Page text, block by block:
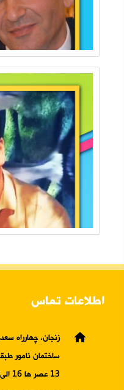
اطلاعات تماس
home
زنجان، چهارراه
13 عصر ها 16 الی19)